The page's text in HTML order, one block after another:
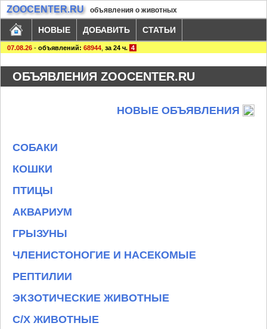
ZOOCENTER.RU объявления о животных
НОВЫЕ ДОБАВИТЬ СТАТЬИ
07.08.26 - объявлений: 68944 за 24 ч. 4
ОБЪЯВЛЕНИЯ ZOOCENTER.RU
НОВЫЕ ОБЪЯВЛЕНИЯ
СОБАКИ
КОШКИ
ПТИЦЫ
АКВАРИУМ
ГРЫЗУНЫ
ЧЛЕНИСТОНОГИЕ И НАСЕКОМЫЕ
РЕПТИЛИИ
ЭКЗОТИЧЕСКИЕ ЖИВОТНЫЕ
С/Х ЖИВОТНЫЕ